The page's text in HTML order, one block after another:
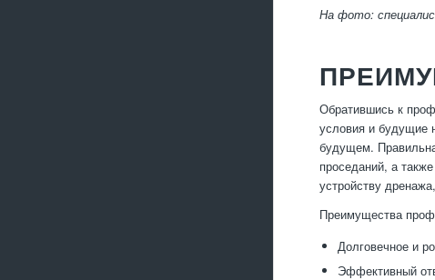
На фото:
Обратившись к
условия и будущие
будущем.
проседаний, а
устройству
Преимущества
Долговечное и
Эффективный